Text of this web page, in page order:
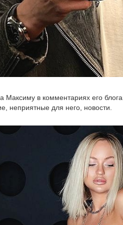
Максиму в комментариях его
неприятные для него, новости.